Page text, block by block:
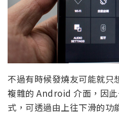
不過有時候發燒友可能就只
複雜的 Android 介面，因
式，可透過由上往下滑的功